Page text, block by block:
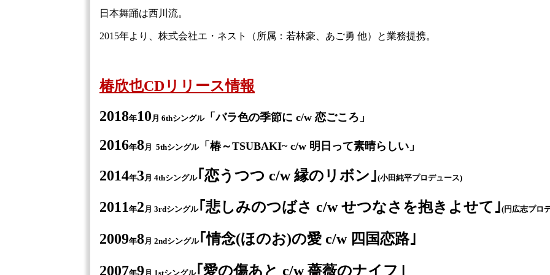
日本舞踊は西川流。
2015年より、株式会社エ・ネスト（所属：若林豪、あご勇 他）と業務提携。
椿欣也CDリリース情報
2018年10 月 6thシングル「バラ色の季節に c/w 恋ごころ」
2016年8月 5thシングル「椿～TSUBAKI~ c/w 明日って素晴らしい」
2014年3月 4thシングル｢恋うつつ c/w 縁のリボン｣(小田純平プロデュース)
2011年2月 3rdシングル｢悲しみのつばさ c/w せつなさを抱きよせて｣ (円広志プロ
2009年8月 2ndシングル｢情念(ほのお)の愛 c/w 四国恋路｣
2007年9月 1stシングル｢愛の傷あと c/w 薔薇のナイフ｣